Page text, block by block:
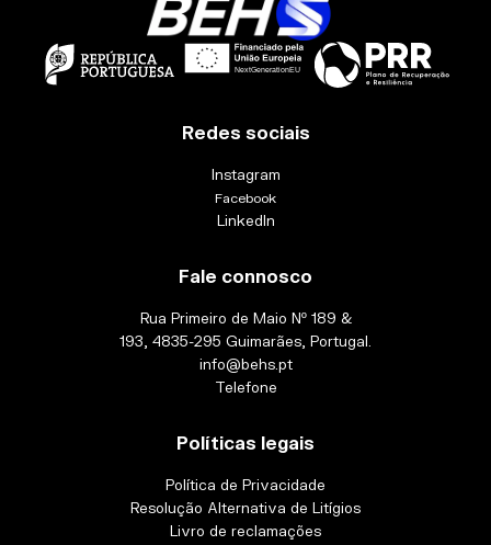
Redes sociais
Instagram
Facebook
LinkedIn
Fale connosco
Rua Primeiro de Maio Nº 189 &
193, 4835-295 Guimarães, Portugal.
info@behs.pt
Telefone
Políticas legais
Política de Privacidade
Resolução Alternativa de Litígios
Livro de reclamações